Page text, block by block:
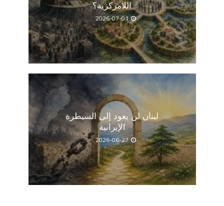
اللامركزية؟
2026-07-01
لبنان لن يعود إلى السيطرة
الإيرانية
2026-06-27